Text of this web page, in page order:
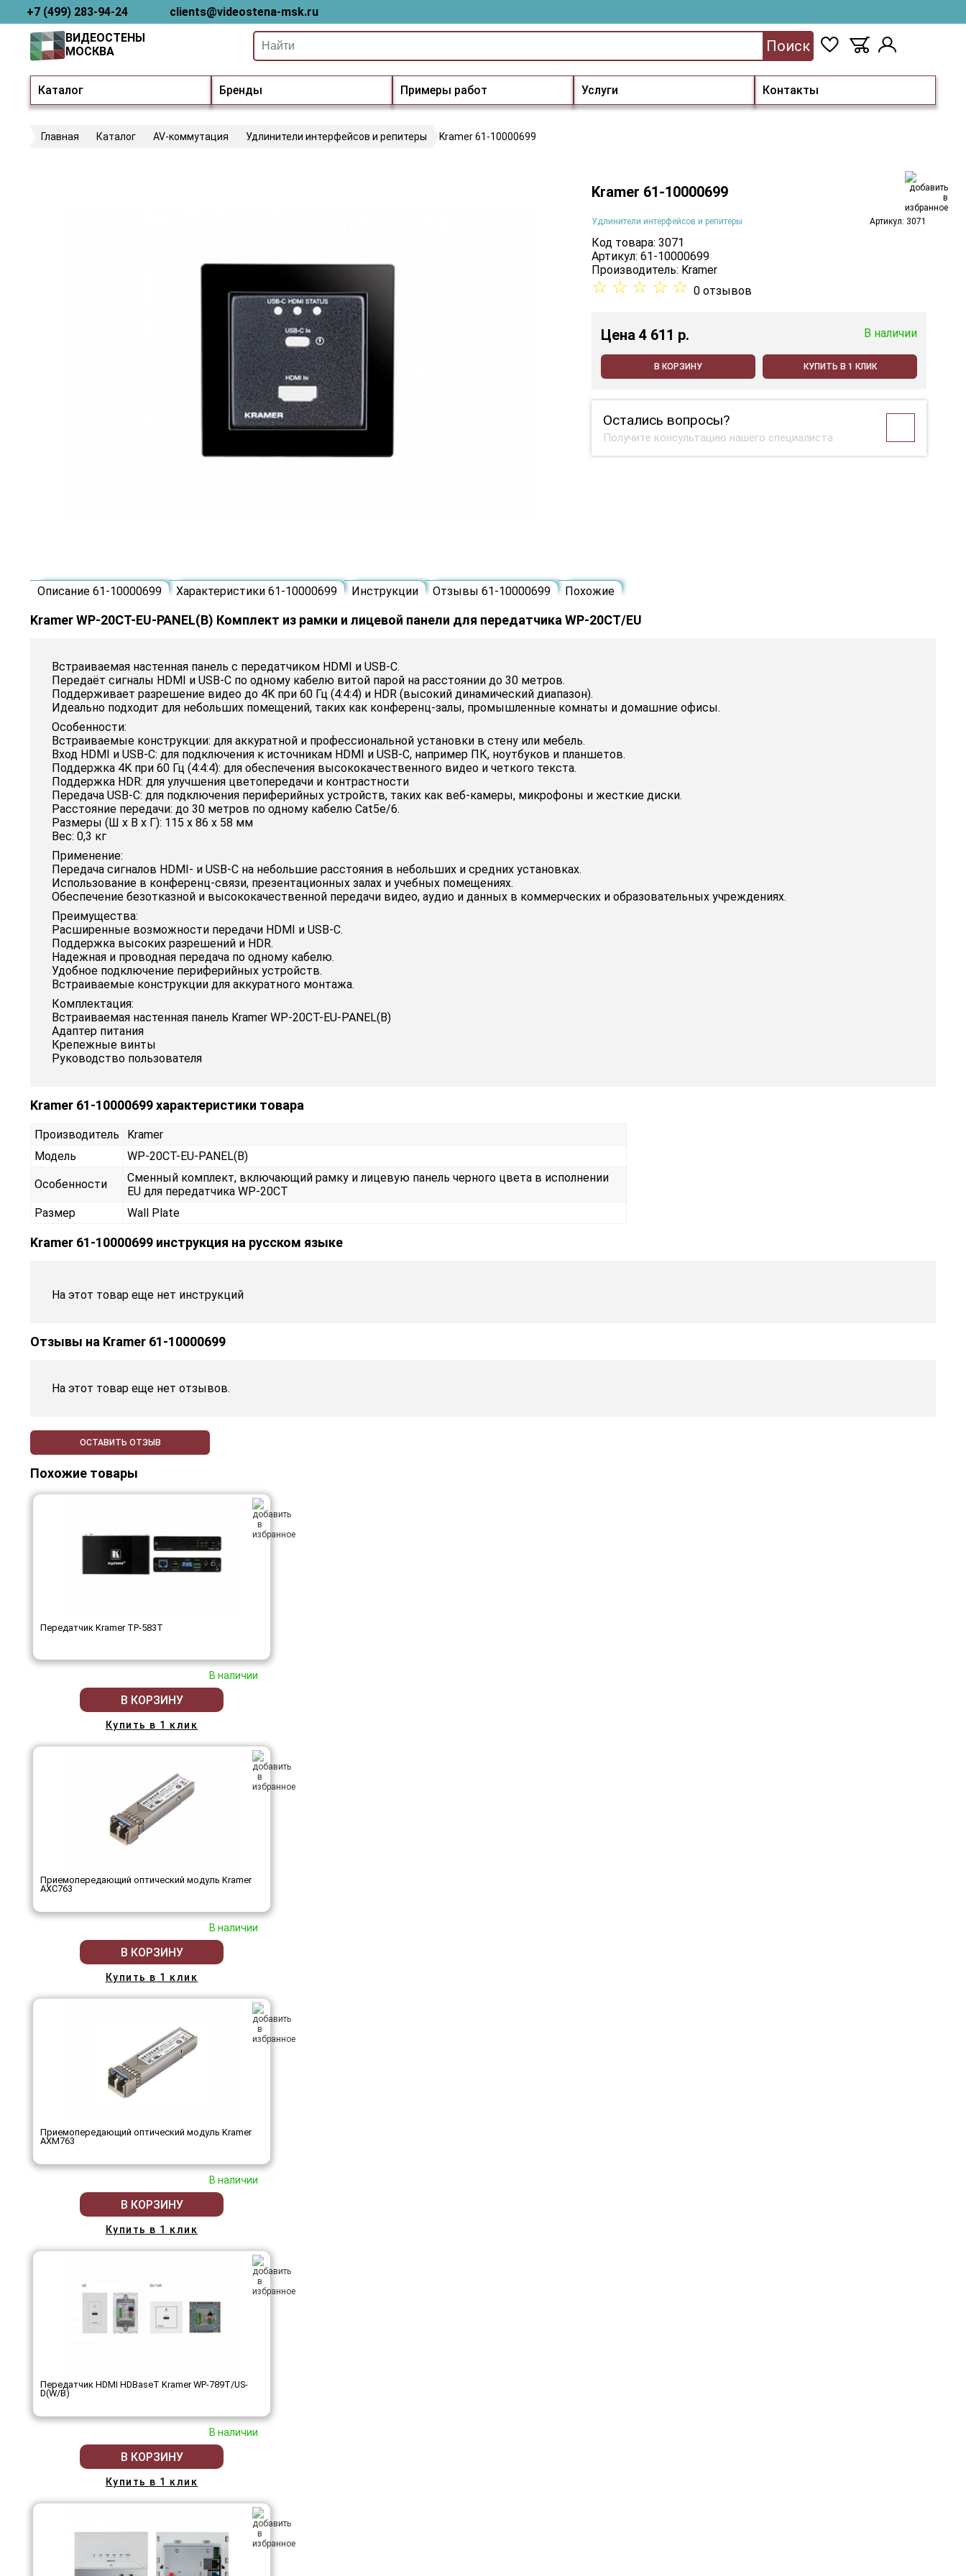
+7 (499) 283-94-24 clients@videostena-msk.ru
Каталог Бренды Примеры работ Услуги Контакты
ВИДЕОСТЕНЫ
МОСКВА
Поиск
Главная Каталог AV-коммутация Удлинители интерфейсов и репитеры Kramer 61-10000699
Kramer 61-10000699
Удлинители интерфейсов и репитеры Артикул: 3071
Код товара: 3071
Артикул: 61-10000699
Производитель: Kramer
☆ ☆ ☆ ☆ ☆ 0 отзывов
Цена4 611 p. В наличии
В КОРЗИНУ КУПИТЬ В 1 КЛИК
Остались вопросы?
Получите консультацию нашего специалиста
Описание 61-10000699 Характеристики 61-10000699 Инструкции Отзывы 61-10000699 Похожие
Kramer WP-20CT-EU-PANEL(B) Комплект из рамки и лицевой панели для передатчика WP-20CT/EU
Встраиваемая настенная панель с передатчиком HDMI и USB-C.
Передаёт сигналы HDMI и USB-C по одному кабелю витой парой на расстоянии до 30 метров.
Поддерживает разрешение видео до 4K при 60 Гц (4:4:4) и HDR (высокий динамический диапазон).
Идеально подходит для небольших помещений, таких как конференц-залы, промышленные комнаты и домашние офисы.
Особенности:
Встраиваемые конструкции: для аккуратной и профессиональной установки в стену или мебель.
Вход HDMI и USB-C: для подключения к источникам HDMI и USB-C, например ПК, ноутбуков и планшетов.
Поддержка 4K при 60 Гц (4:4:4): для обеспечения высококачественного видео и четкого текста.
Поддержка HDR: для улучшения цветопередачи и контрастности
Передача USB-C: для подключения периферийных устройств, таких как веб-камеры, микрофоны и жесткие диски.
Расстояние передачи: до 30 метров по одному кабелю Cat5e/6.
Размеры (Ш х В х Г): 115 х 86 х 58 мм
Вес: 0,3 кг
Применение:
Передача сигналов HDMI- и USB-C на небольшие расстояния в небольших и средних установках.
Использование в конференц-связи, презентационных залах и учебных помещениях.
Обеспечение безотказной и высококачественной передачи видео, аудио и данных в коммерческих и образовательных учреждениях.
Преимущества:
Расширенные возможности передачи HDMI и USB-C.
Поддержка высоких разрешений и HDR.
Надежная и проводная передача по одному кабелю.
Удобное подключение периферийных устройств.
Встраиваемые конструкции для аккуратного монтажа.
Комплектация:
Встраиваемая настенная панель Kramer WP-20CT-EU-PANEL(B)
Адаптер питания
Крепежные винты
Руководство пользователя
Kramer 61-10000699 характеристики товара
Производитель
Kramer
Модель
WP-20CT-EU-PANEL(B)
Особенности
Сменный комплект, включающий рамку и лицевую панель черного цвета в исполнении
EU для передатчика WP-20CT
Размер
Wall Plate
Kramer 61-10000699 инструкция на русском языке
На этот товар еще нет инструкций
Отзывы на Kramer 61-10000699
На этот товар еще нет отзывов.
ОСТАВИТЬ ОТЗЫВ
Похожие товары
Передатчик Kramer TP-583T
В наличии
В КОРЗИНУ
Купить в 1 клик
Приемопередающий оптический модуль Kramer
AXC763
В наличии
В КОРЗИНУ
Купить в 1 клик
Приемопередающий оптический модуль Kramer
AXM763
В наличии
В КОРЗИНУ
Купить в 1 клик
Передатчик HDMI HDBaseT Kramer WP-789T/US-
D(W/B)
В наличии
В КОРЗИНУ
Купить в 1 клик